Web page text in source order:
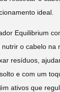
ideal.
Equilibrium
o cabelo na
resíduos,
e com um
ativos que